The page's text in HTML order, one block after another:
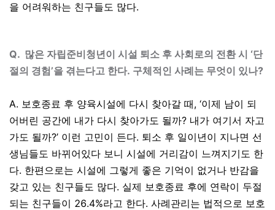
을 어려워하는 친구들도 많다.
Q. 많은 자립준비청년이 시설 퇴소 후 사회로의 전환 시 ‘단
절의 경험’을 겪는다고 한다. 구체적인 사례는 무엇이 있나?
A. 보호종료 후 양육시설에 다시 찾아갈 때, ‘이제 남이 되
어버린 공간에 내가 다시 찾아가도 될까? 내가 여기서 자고
가도 될까?’ 이런 고민이 든다. 퇴소 후 일이년이 지나면 선
생님들도 바뀌어있다 보니 시설에 거리감이 느껴지기도 한
다. 한편으로는 시설에 그렇게 좋은 기억이 없거나 반감을
갖고 있는 친구들도 많다. 실제 보호종료 후에 연락이 두절
되는 친구들이 26.4%라고 한다. 사례관리는 법적으로 보호